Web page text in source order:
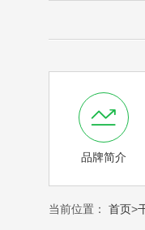

品牌简介
当前位置： 首页>